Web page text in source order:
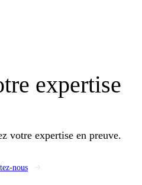
et repart avec un rendez-vous posé
expertise
votre expertise en preuve.
nous